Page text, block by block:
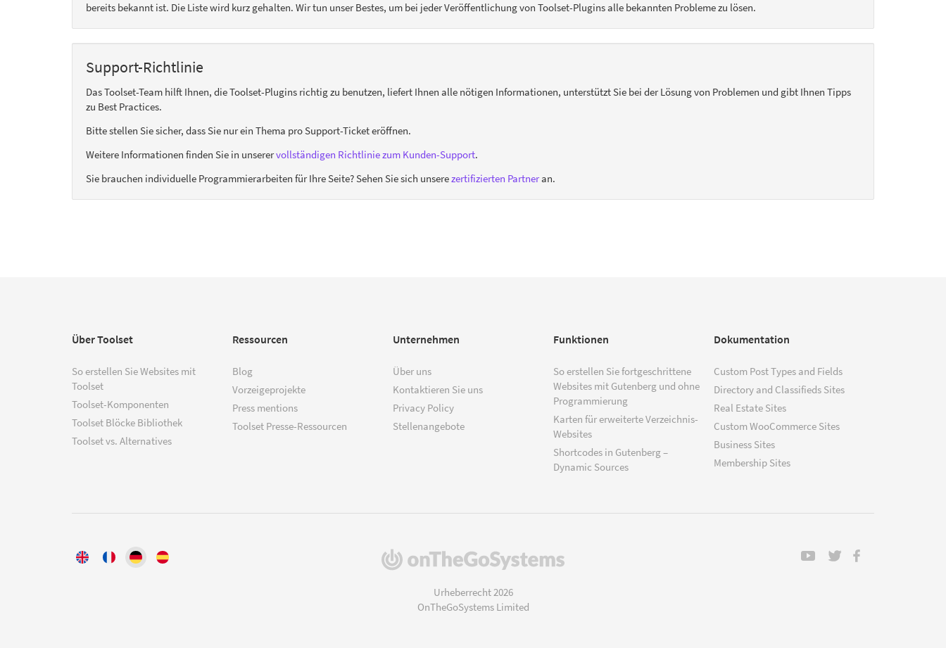
bereits bekannt ist. Die Liste wird kurz gehalten. Wir tun unser Bestes, um bei jeder Veröffentlichung von Toolset-Plugins alle bekannten Probleme zu lösen.
Support-Richtlinie
Das Toolset-Team hilft Ihnen, die Toolset-Plugins richtig zu benutzen, liefert Ihnen alle nötigen Informationen, unterstützt Sie bei der Lösung von Problemen und gibt Ihnen Tipps
zu Best Practices.
Bitte stellen Sie sicher, dass Sie nur ein Thema pro Support-Ticket eröffnen.
Weitere Informationen finden Sie in unserervollständigen Richtlinie zum Kunden-Support.
Sie brauchen individuelle Programmierarbeiten für Ihre Seite? Sehen Sie sich unserezertifizierten Partneran.
Über Toolset
So erstellen Sie Websites mit
Toolset
Toolset-Komponenten
Toolset Blöcke Bibliothek
Toolset vs. Alternatives
Ressourcen
Blog
Vorzeigeprojekte
Press mentions
Toolset Presse-Ressourcen
Unternehmen
Über uns
Kontaktieren Sie uns
Privacy Policy
Stellenangebote
Funktionen
So erstellen Sie fortgeschrittene
Websites mit Gutenberg und ohne
Programmierung
Karten für erweiterte Verzeichnis-
Websites
Shortcodes in Gutenberg –
Dynamic Sources
Dokumentation
Custom Post Types and Fields
Directory and Classifieds Sites
Real Estate Sites
Custom WooCommerce Sites
Business Sites
Membership Sites
(öffnet
Urheberrecht 2026
OnTheGoSystems Limited